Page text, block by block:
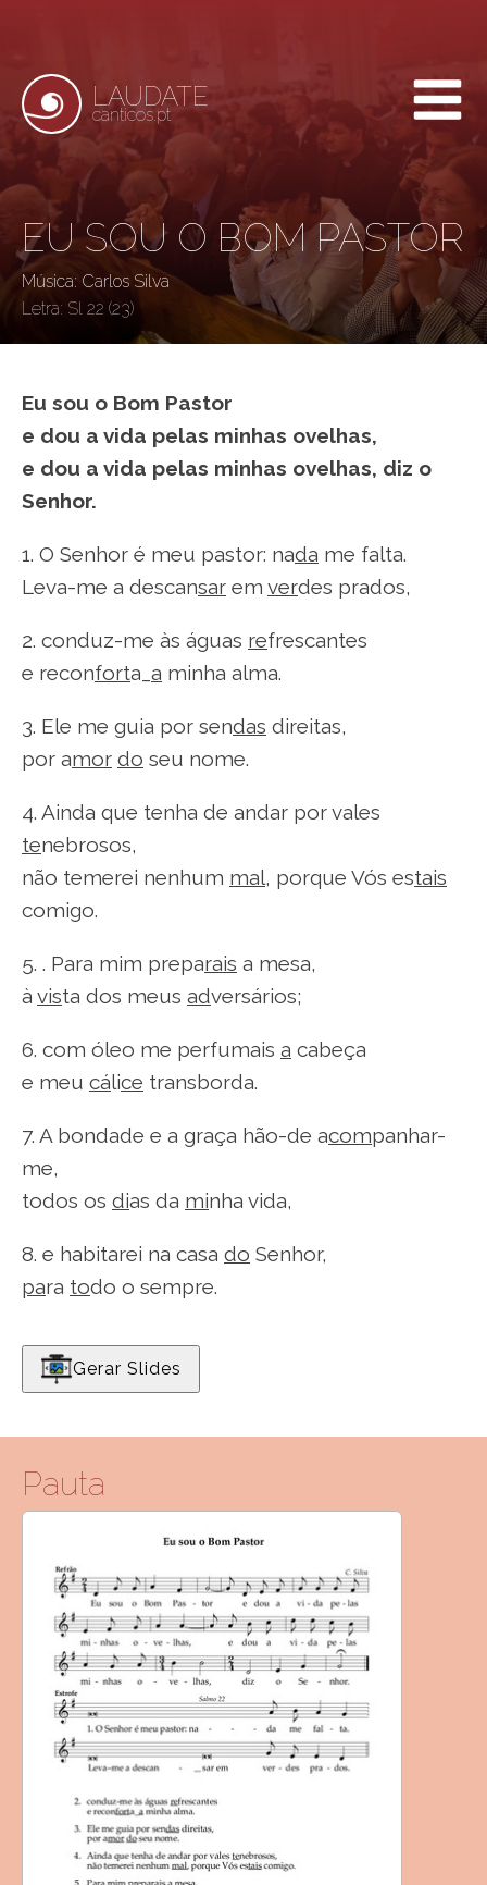
LAUDATE
canticos.pt
EU SOU O BOM PASTOR
Música: Carlos Silva
Letra: Sl 22 (23)
Eu sou o Bom Pastor
e dou a vida pelas minhas ovelhas,
e dou a vida pelas minhas ovelhas, diz o
Senhor.
1. O Senhor é meu pastor: nada me falta.
Leva-me a descansar em verdes prados,
2. conduz-me às águas refrescantes
e reconforta_ a minha alma.
3. Ele me guia por sendas direitas,
por amor do seu nome.
4. Ainda que tenha de andar por vales
tenebrosos,
não temerei nenhum mal, porque Vós estais
comigo.
5. . Para mim preparais a mesa,
à vista dos meus adversários;
6. com óleo me perfumais a cabeça
e meu cálice transborda.
7. A bondade e a graça hão-de acompanhar-
me,
todos os dias da minha vida,
8. e habitarei na casa do Senhor,
para todo o sempre.
Gerar Slides
Pauta